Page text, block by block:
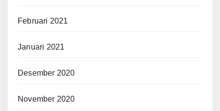
Februari 2021
Januari 2021
Desember 2020
November 2020